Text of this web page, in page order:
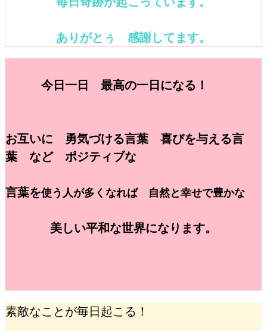
ありがとぅ 感謝してます。
今日一日 最高の一日になる！
お互いに 勇気づける言葉 喜びを与える言
葉 など ポジティブな
言葉を使う人が多くなれば 自然と幸せで豊かな
美しい平和な世界になります。
素敵なことが毎日起こる！